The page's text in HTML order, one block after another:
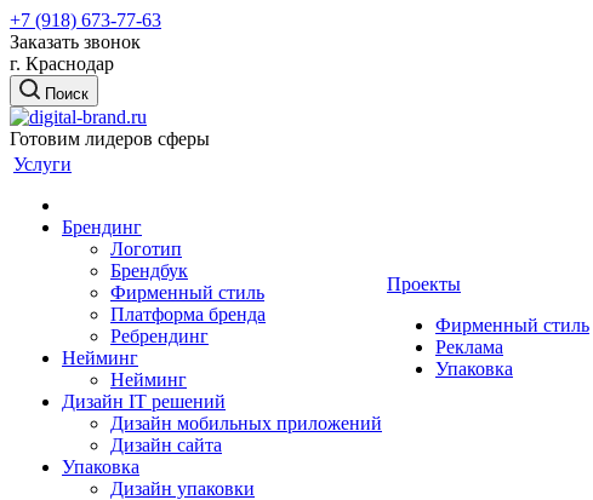
+7 (918) 673-77-63
Заказать звонок
г. Краснодар
Поиск
Готовим лидеров сферы
Услуги
Брендинг
Логотип
Брендбук
Фирменный стиль
Платформа бренда
Ребрендинг
Нейминг
Нейминг
Дизайн IT решений
Дизайн мобильных приложений
Дизайн сайта
Упаковка
Дизайн упаковки
Проекты
Фирменный стиль
Реклама
Упаковка